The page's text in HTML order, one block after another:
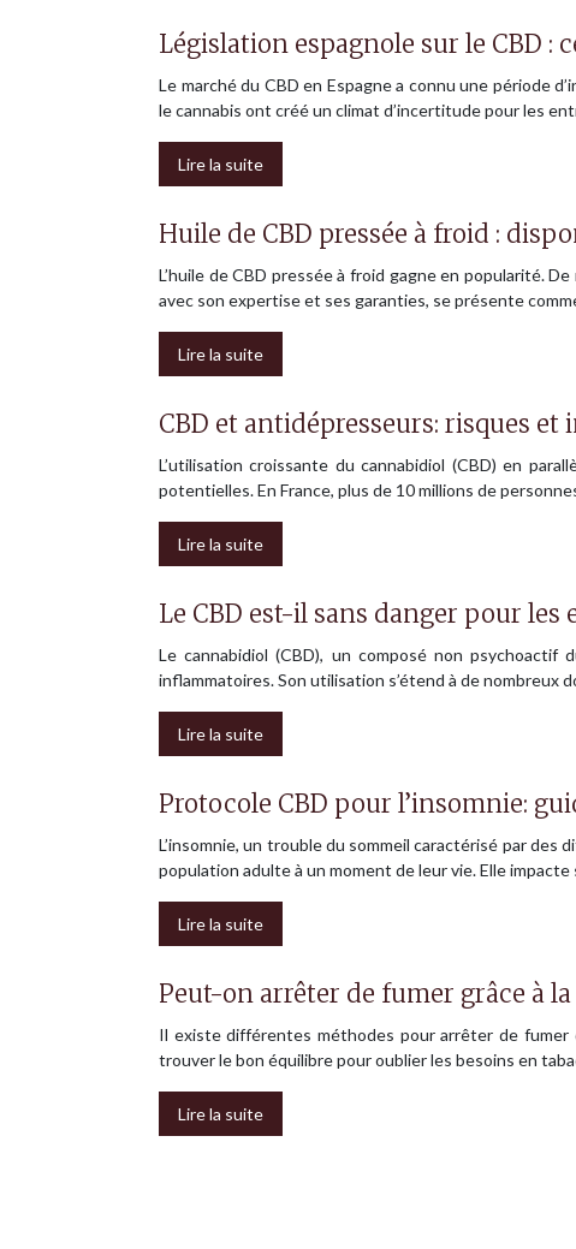
Législation espagnole sur le CBD :
Le marché du CBD en Espagne a connu une période
le cannabis ont créé un climat d’incertitude pour les
Lire la suite
Huile de CBD pressée à froid :
L’huile de CBD pressée à froid gagne en popularité.
avec son expertise et ses garanties, se présente
Lire la suite
CBD et antidépresseurs: risques
L’utilisation croissante du cannabidiol (CBD) en
potentielles. En France, plus de 10 millions de
Lire la suite
Le CBD est-il sans danger pour les
Le cannabidiol (CBD), un composé non
inflammatoires. Son utilisation s’étend à de nombreux
Lire la suite
Protocole CBD pour l’insomnie:
L’insomnie, un trouble du sommeil caractérisé par
population adulte à un moment de leur vie. Elle
Lire la suite
Peut-on arrêter de fumer grâce à
Il existe différentes méthodes pour arrêter de fumer
trouver le bon équilibre pour oublier les besoins en
Lire la suite